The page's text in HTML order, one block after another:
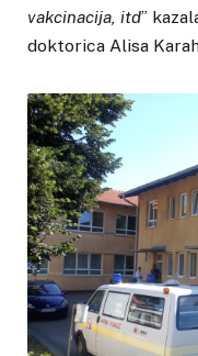
vakcinacija, itd”
doktorica Alisa